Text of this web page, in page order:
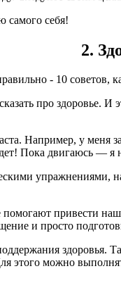
самого себя!
2.
про здоровье.
Например, у меня
Пока двигаюсь — я
упражнениями,
привести
и просто
здоровья.
этого можно